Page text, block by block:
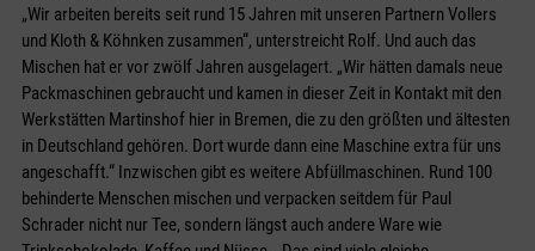
„Wir arbeiten bereits seit rund 15 Jahren mit unseren Partnern Vollers
und Kloth & Köhnken zusammen“, unterstreicht Rolf. Und auch das
Mischen hat er vor zwölf Jahren ausgelagert. „Wir hätten damals neue
Packmaschinen gebraucht und kamen in dieser Zeit in Kontakt mit den
Werkstätten Martinshof hier in Bremen, die zu den größten und ältesten
in Deutschland gehören. Dort wurde dann eine Maschine extra für uns
angeschafft.“ Inzwischen gibt es weitere Abfüllmaschinen. Rund 100
behinderte Menschen mischen und verpacken seitdem für Paul
Schrader nicht nur Tee, sondern längst auch andere Ware wie